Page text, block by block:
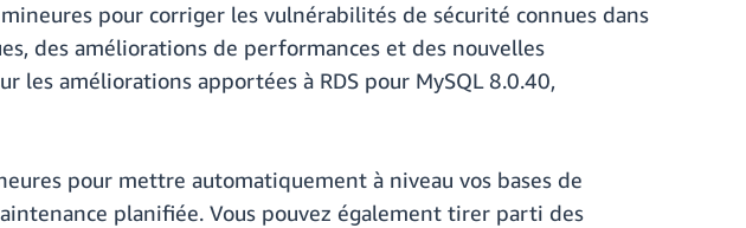
pour corriger les vulnérabilités de sécurité connues dans
des améliorations de performances et des nouvelles
les améliorations apportées à RDS pour MySQL 8.0.40,
pour mettre automatiquement à niveau vos bases de
planifiée. Vous pouvez également tirer parti des